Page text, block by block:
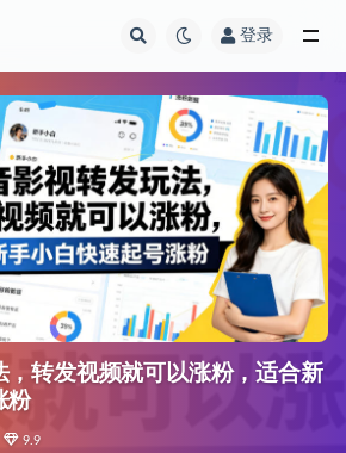
登录
，转发视频就可以涨粉，适合新
粉
9.9